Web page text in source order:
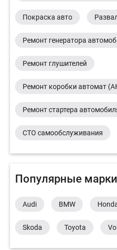
Покраска авто
Ремонт генератора
Ремонт глушителей
Ремонт коробки автомат
Ремонт стартера
СТО самообслуживания
Популярные
Audi BMW
Skoda Toyota